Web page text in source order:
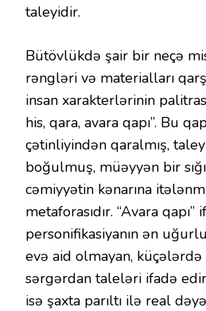
taleyidir.
Bütövlükdə şair bir neçə
rəngləri və materialları
insan xarakterlərinin
his, qara, avara qapı”. Bu
çətinliyindən qaralmış,
boğulmuş, müəyyən bir
cəmiyyətin kənarına
metaforasıdır. “Avara qapı”
personifikasiyanın ən uğurlu
evə aid olmayan, küçələrdə
sərgərdan taleləri ifadə edir.
isə şaxta parıltı ilə real